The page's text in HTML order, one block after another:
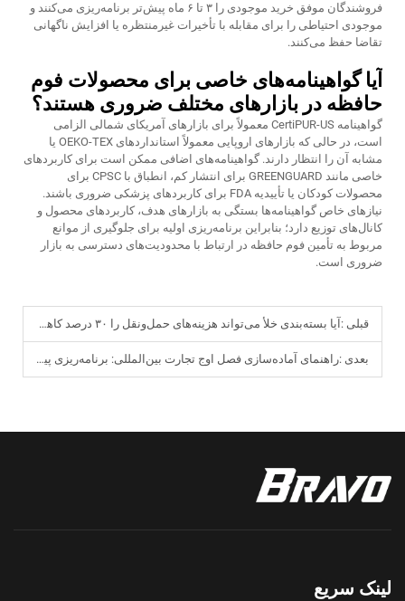
فروشندگان موفق خرید موجودی را ۳ تا ۶ ماه پیش‌تر برنامه‌ریزی می‌کنند و
موجودی احتیاطی را برای مقابله با تأخیرات غیرمنتظره یا افزایش ناگهانی
تقاضا حفظ می‌کنند.
آیا گواهینامه‌های خاصی برای محصولات فوم
حافظه در بازارهای مختلف ضروری هستند؟
گواهینامه CertiPUR-US معمولاً برای بازارهای آمریکای شمالی الزامی
است، در حالی که بازارهای اروپایی معمولاً استانداردهای OEKO-TEX یا
مشابه آن را انتظار دارند. گواهینامه‌های اضافی ممکن است برای کاربردهای
خاصی مانند GREENGUARD برای انتشار کم، انطباق با CPSC برای
محصولات کودکان یا تأییدیه FDA برای کاربردهای پزشکی ضروری باشند.
نیازهای خاص گواهینامه‌ها بستگی به بازارهای هدف، کاربردهای محصول و
کانال‌های توزیع دارد؛ بنابراین برنامه‌ریزی اولیه برای جلوگیری از موانع
مربوط به تأمین فوم حافظه در ارتباط با محدودیت‌های دسترسی به بازار
ضروری است.
قبلی : آیا بسته‌بندی خلأ می‌تواند هزینه‌های حمل‌ونقل را ۳۰ درصد کاهش دهد؟ راهنمای بهینه‌سازی لجستیک بین‌المللی برای محصولات کوچک فوم حافظه‌دار
بعدی :راهنمای آماده‌سازی فصل اوج تجارت بین‌المللی: برنامه‌ریزی پیش‌رو و رزرو ظرفیت برای محصولات کوچک فوم حافظه‌دار
لینک سریع